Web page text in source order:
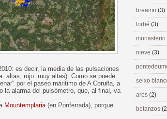
es decir, la media de las pulsaciones
altas, rojo: muy altas). Como se puede
por el paseo máritimo de A Coruña, a
la alarma del pulsómetro, que, al final, va
Mountemplaria(en Ponferrada), porque
breamo (3)
lorbé (3)
nieve (3)
seixo
ares (2)
betanzos